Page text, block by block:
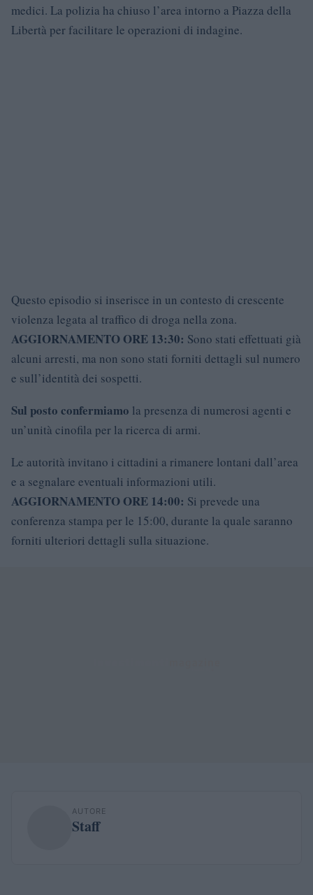
medici. La polizia ha chiuso l’area intorno a Piazza della
Libertà per facilitare le operazioni di indagine.
Questo episodio si inserisce in un contesto di crescente
violenza legata al traffico di droga nella zona.
AGGIORNAMENTO ORE 13:30: Sono stati effettuati già
alcuni arresti, ma non sono stati forniti dettagli sul numero
e sull’identità dei sospetti.
Sul posto confermiamo la presenza di numerosi agenti e
un’unità cinofila per la ricerca di armi.
Le autorità invitano i cittadini a rimanere lontani dall’area
e a segnalare eventuali informazioni utili.
AGGIORNAMENTO ORE 14:00: Si prevede una
conferenza stampa per le 15:00, durante la quale saranno
forniti ulteriori dettagli sulla situazione.
AUTORE
Staff